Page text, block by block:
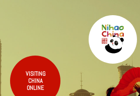
VISITING
CHINA
ONLINE